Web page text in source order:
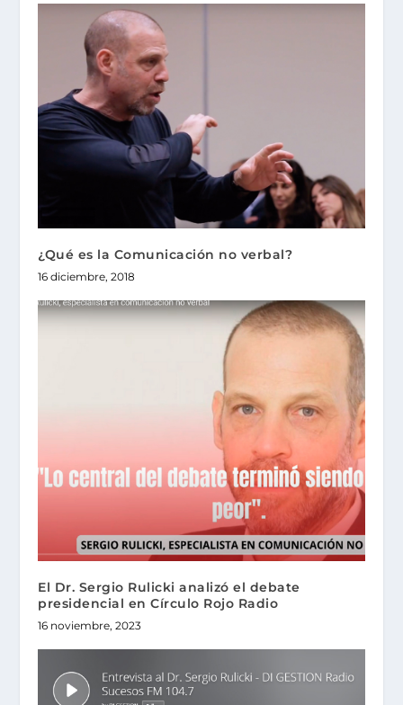
¿Qué es la Comunicación no verbal?
16 diciembre, 2018
El Dr. Sergio Rulicki analizó el debate
presidencial en Círculo Rojo Radio
16 noviembre, 2023